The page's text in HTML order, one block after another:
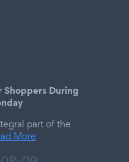
During
part of the
More